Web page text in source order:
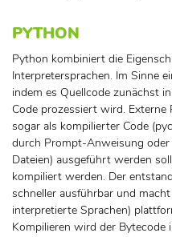
PYTHON
Python kombiniert die
Interpretersprachen. Im Sinne
indem es Quellcode zunächst
Code prozessiert wird.
sogar als kompilierter Code
durch Prompt-Anweisung
Dateien) ausgeführt werden
kompiliert werden. Der
schneller ausführbar und
interpretierte Sprachen)
Kompilieren wird der